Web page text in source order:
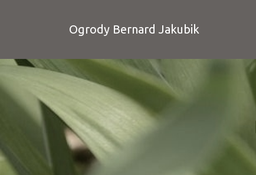
Ogrody Bernard Jakubik